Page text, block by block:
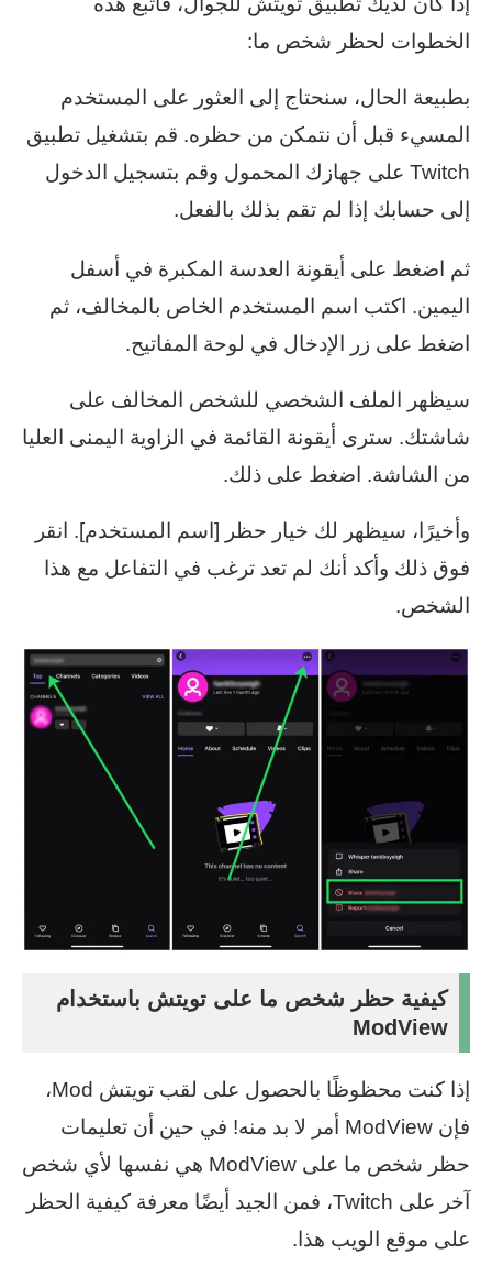
الخطوات لحظر شخص ما:
بطبيعة الحال، سنحتاج إلى العثور على المستخدم
المسيء قبل أن نتمكن من حظره. قم بتشغيل تطبيق
Twitch على جهازك المحمول وقم بتسجيل الدخول
إلى حسابك إذا لم تقم بذلك بالفعل.
ثم اضغط على أيقونة العدسة المكبرة في أسفل
اليمين. اكتب اسم المستخدم الخاص بالمخالف، ثم
اضغط على زر الإدخال في لوحة المفاتيح.
سيظهر الملف الشخصي للشخص المخالف على
شاشتك. سترى أيقونة القائمة في الزاوية اليمنى العليا
من الشاشة. اضغط على ذلك.
وأخيرًا، سيظهر لك خيار حظر [اسم المستخدم]. انقر
فوق ذلك وأكد أنك لم تعد ترغب في التفاعل مع هذا
الشخص.
كيفية حظر شخص ما على تويتش باستخدام
ModView
إذا كنت محظوظًا بالحصول على لقب تويتش Mod،
فإن ModView أمر لا بد منه! في حين أن تعليمات
حظر شخص ما على ModView هي نفسها لأي شخص
آخر على Twitch، فمن الجيد أيضًا معرفة كيفية الحظر
على موقع الويب هذا.